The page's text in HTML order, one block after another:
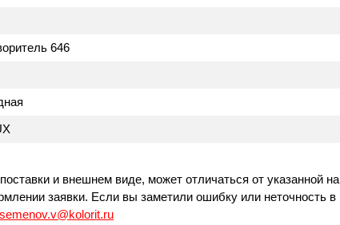
646
и внешнем виде, может отличаться от указанной на
заявки. Если вы заметили ошибку или неточность в
semenov.v@kolorit.ru